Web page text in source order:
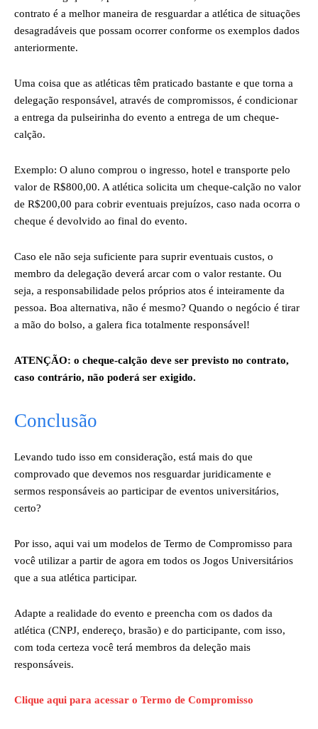
contrato é a melhor maneira de resguardar a atlética de situações
desagradáveis que possam ocorrer conforme os exemplos dados
anteriormente.
Uma coisa que as atléticas têm praticado bastante e que torna a
delegação responsável, através de compromissos, é condicionar
a entrega da pulseirinha do evento a entrega de um cheque-
calção.
Exemplo: O aluno comprou o ingresso, hotel e transporte pelo
valor de R$800,00. A atlética solicita um cheque-calção no valor
de R$200,00 para cobrir eventuais prejuízos, caso nada ocorra o
cheque é devolvido ao final do evento.
Caso ele não seja suficiente para suprir eventuais custos, o
membro da delegação deverá arcar com o valor restante. Ou
seja, a responsabilidade pelos próprios atos é inteiramente da
pessoa. Boa alternativa, não é mesmo? Quando o negócio é tirar
a mão do bolso, a galera fica totalmente responsável!
ATENÇÃO: o cheque-calção deve ser previsto no contrato,
caso contrário, não poderá ser exigido.
Conclusão
Levando tudo isso em consideração, está mais do que
comprovado que devemos nos resguardar juridicamente e
sermos responsáveis ao participar de eventos universitários,
certo?
Por isso, aqui vai um modelos de Termo de Compromisso para
você utilizar a partir de agora em todos os Jogos Universitários
que a sua atlética participar.
Adapte a realidade do evento e preencha com os dados da
atlética (CNPJ, endereço, brasão) e do participante, com isso,
com toda certeza você terá membros da deleção mais
responsáveis.
Clique aqui para acessar o Termo de Compromisso